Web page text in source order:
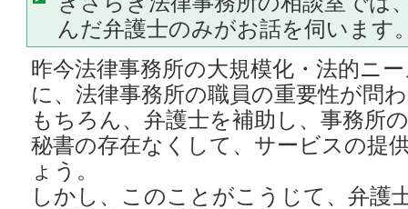
んだ弁護士のみがお話を伺います
昨今法律事務所の大規模化・法的ニ
に、法律事務所の職員の重要性が問
もちろん、弁護士を補助し、事務所
秘書の存在なくして、サービスの提
ょう。
しかし、このことがこうじて、弁護